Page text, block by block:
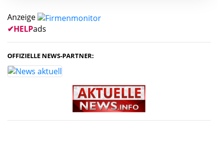
Anzeige
✔HELPads
OFFIZIELLE NEWS-PARTNER: